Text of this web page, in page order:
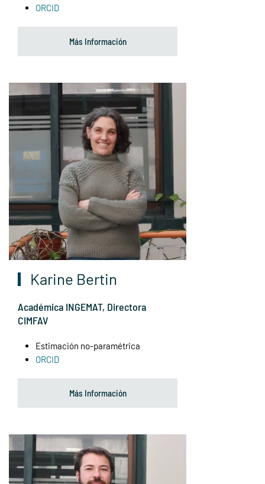
ORCID
Más Información
Karine Bertin
Académica INGEMAT, Directora
CIMFAV
Estimación no-paramétrica
ORCID
Más Información